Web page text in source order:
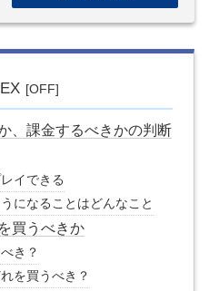
、課金するべきかの判断
イできる
になることはどんなこと
買うべきか
き？
を買うべき？